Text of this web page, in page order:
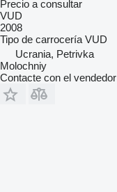
Precio a consultar
VUD
2008
Tipo de carrocería VUD
Ucrania, Petrivka
Molochniy
Contacte con el vendedor